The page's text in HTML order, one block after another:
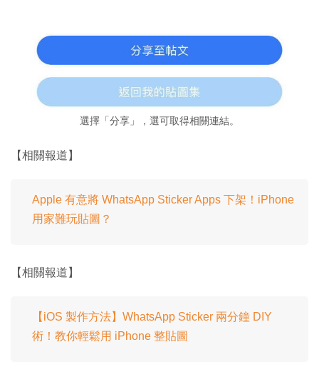
選擇「分享」，選可取得相關連結。
【相關報道】
Apple 有意將 WhatsApp Sticker Apps 下架！iPhone
用家難玩貼圖？
【相關報道】
【iOS 製作方法】WhatsApp Sticker 兩分鐘 DIY
術！教你輕鬆用 iPhone 整貼圖